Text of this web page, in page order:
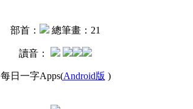
部首： 總筆畫：21
讀音：
每日一字Apps(Android版 )